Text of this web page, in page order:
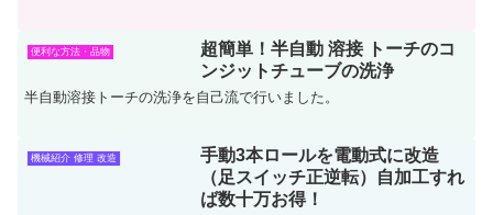
便利な方法・品物
超簡単！半自動 溶接 トーチのコ
ンジットチューブの洗浄
半自動溶接トーチの洗浄を自己流で行いました。
機械紹介 修理 改造
手動3本ロールを電動式に改造
（足スイッチ正逆転）自加工すれ
ば数十万お得！